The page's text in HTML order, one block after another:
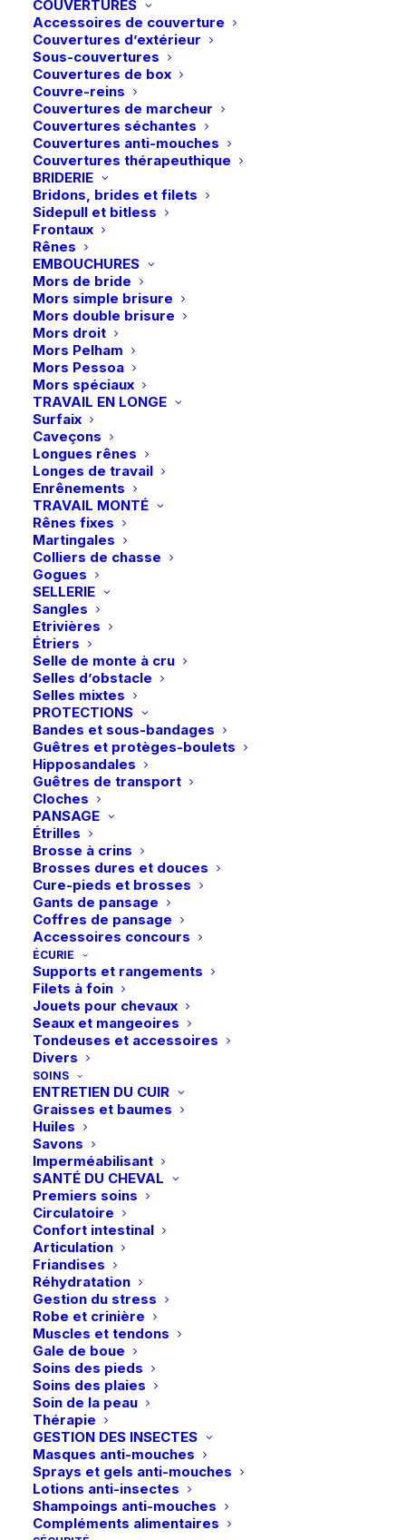
COUVERTURES
Accessoires de couverture
Couvertures d’extérieur
Sous-couvertures
Couvertures de box
Couvre-reins
Couvertures de marcheur
Couvertures séchantes
Couvertures anti-mouches
Couvertures thérapeuthique
BRIDERIE
Bridons, brides et filets
Sidepull et bitless
Frontaux
Rênes
EMBOUCHURES
Mors de bride
Mors simple brisure
Mors double brisure
Mors droit
Mors Pelham
Mors Pessoa
Mors spéciaux
TRAVAIL EN LONGE
Surfaix
Caveçons
Longues rênes
Longes de travail
Enrênements
TRAVAIL MONTÉ
Rênes fixes
Martingales
Colliers de chasse
Gogues
SELLERIE
Sangles
Etrivières
Étriers
Selle de monte à cru
Selles d’obstacle
Selles mixtes
PROTECTIONS
Bandes et sous-bandages
Guêtres et protèges-boulets
Hipposandales
Guêtres de transport
Cloches
PANSAGE
Étrilles
Brosse à crins
Brosses dures et douces
Cure-pieds et brosses
Gants de pansage
Coffres de pansage
Accessoires concours
ÉCURIE
Supports et rangements
Filets à foin
Jouets pour chevaux
Seaux et mangeoires
Tondeuses et accessoires
Divers
SOINS
ENTRETIEN DU CUIR
Graisses et baumes
Huiles
Savons
Imperméabilisant
SANTÉ DU CHEVAL
Premiers soins
Circulatoire
Confort intestinal
Articulation
Friandises
Réhydratation
Gestion du stress
Robe et crinière
Muscles et tendons
Gale de boue
Soins des pieds
Soins des plaies
Soin de la peau
Thérapie
GESTION DES INSECTES
Masques anti-mouches
Sprays et gels anti-mouches
Lotions anti-insectes
Shampoings anti-mouches
Compléments alimentaires
En stock
quantité
de
Cavallo
|
Casquette
Cavalmorena
-
Darkblue
Livraison gratuite à partir de 99 euros
Échange gratuit pendant 14 jours
Retrait gratuit en magasin
Paiement rapide et sécurisé
Description
Détails
Vous aimerez peut-être aussi
CHOIX DES OPTIONS
Ce
produit
a
plusieurs
variations.
Les
options
peuvent
être
choisies
sur
la
page
du
produit
Zandona | Protèges-boulets Carbon Air Techno-Fur
Junior – Brun
Paiements sécurisés
Visa – MasterCard – Bancontact
Retours et échanges
Retrait en magasin
Gratuit